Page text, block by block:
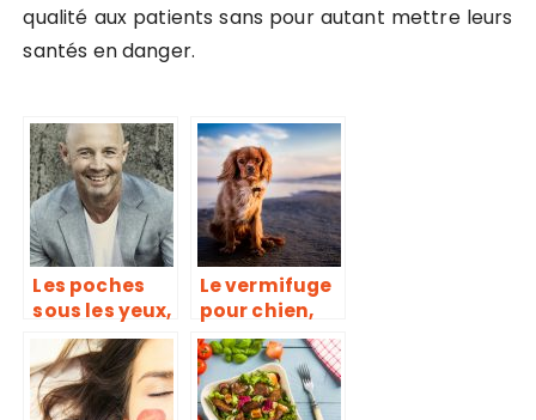
qualité aux patients sans pour autant mettre leurs
santés en danger.
Les poches
sous les yeux,
une maladie
due à un
accumaltion
de graisse et
Le vermifuge
pour chien,
qu’est ce que
c’est ?